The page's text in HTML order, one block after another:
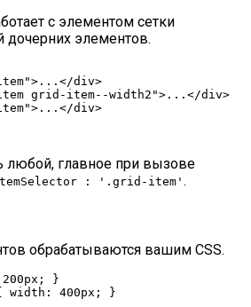
с элементом сетки
дочерних элементов.
> ... </div>
grid-item--width2"> ... </div>
> ... </div>
любой, главное при вызове
: '.grid-item ' .
обрабатываются вашим CSS.
200px
width : 400px